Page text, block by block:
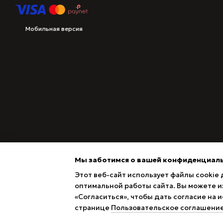
Мобильная версия
Мы заботимся о вашей
Этот веб-сайт использует файлы cookie
оптимальной работы сайта. Вы можете
«Согласиться», чтобы дать согласие
странице Пользовательское